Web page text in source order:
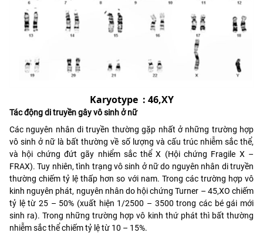
Karyotype: 46,XY
Tác động di truyền gây vô sinh ở nữ
Các nguyên nhân di truyền thường gặp nhất ở những trường hợp
vô sinh ở nữ là bất thường về số lượng và cấu trúc nhiễm sắc thể,
và hội chứng đứt gãy nhiểm sắc thể X (Hội chứng Fragile X –
FRAX). Tuy nhiên, tình trạng vô sinh ở nữ do nguyên nhân di truyền
thường chiếm tỷ lệ thấp hơn so với nam. Trong các trường hợp vô
kinh nguyên phát, nguyên nhân do hội chứng Turner – 45,XO chiếm
tỷ lệ từ 25 – 50% (xuất hiện 1/2500 – 3500 trong các bé gái mới
sinh ra). Trong những trường hợp vô kinh thứ phát thì bất thường
nhiễm sắc thể chiếm tỷ lệ từ 10 – 15%.